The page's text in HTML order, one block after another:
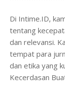
Di Intime.ID,
tentang
dan relevansi.
tempat para
dan etika yang
Kecerdasan